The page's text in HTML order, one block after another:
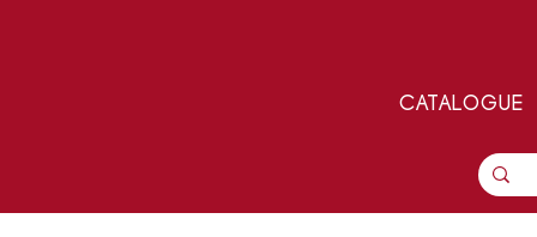
CATALOGUE